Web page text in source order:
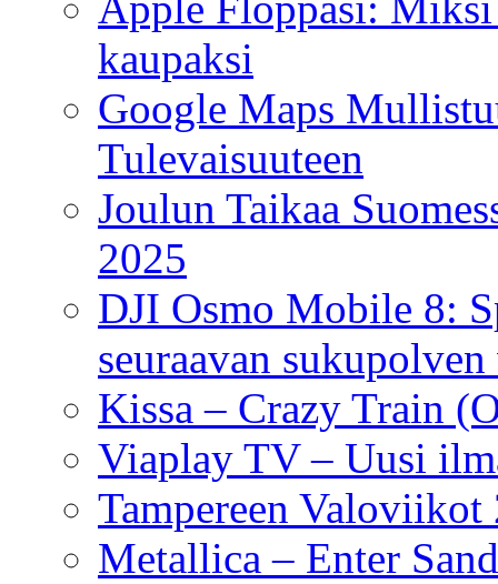
kaupaksi
Google Maps
Tulevaisuuteen
Joulun Taikaa
2025
DJI Osmo Mobile 8:
seuraavan sukupolven
Kissa – Crazy Train
Viaplay TV – Uusi
Tampereen
Metallica – Enter